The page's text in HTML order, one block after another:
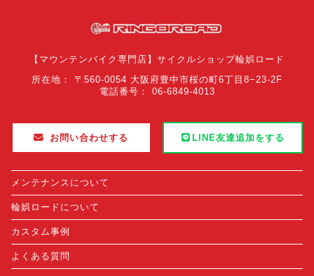
【マウンテンバイク専門店】サイクルショップ輪娯ロード
所在地： 〒560-0054 大阪府豊中市桜の町6丁目8−23-2F
電話番号： 06-6849-4013
お問い合わせする LINE友達追加をする
メンテナンスについて
輪娯ロードについて
カスタム事例
よくある質問